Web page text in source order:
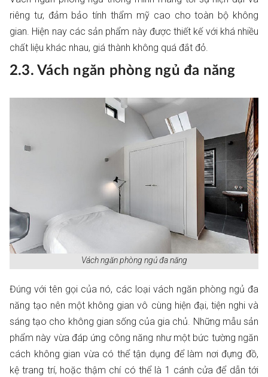
riêng tư, đảm bảo tính thẩm mỹ cao cho toàn bộ không
gian. Hiện nay các sản phẩm này được thiết kế với khá nhiều
chất liệu khác nhau, giá thành không quá đắt đỏ.
2.3. Vách ngăn phòng ngủ đa năng
Vách ngăn phòng ngủ đa năng
Đúng với tên gọi của nó, các loại vách ngăn phòng ngủ đa
năng tạo nên một không gian vô cùng hiện đại, tiện nghi và
sáng tạo cho không gian sống của gia chủ. Những mẫu sản
phẩm này vừa đáp ứng công năng như một bức tường ngăn
cách không gian vừa có thể tận dụng để làm nơi đựng đồ,
kệ trang trí, hoặc thậm chí có thể là 1 cánh cửa để dẫn tới